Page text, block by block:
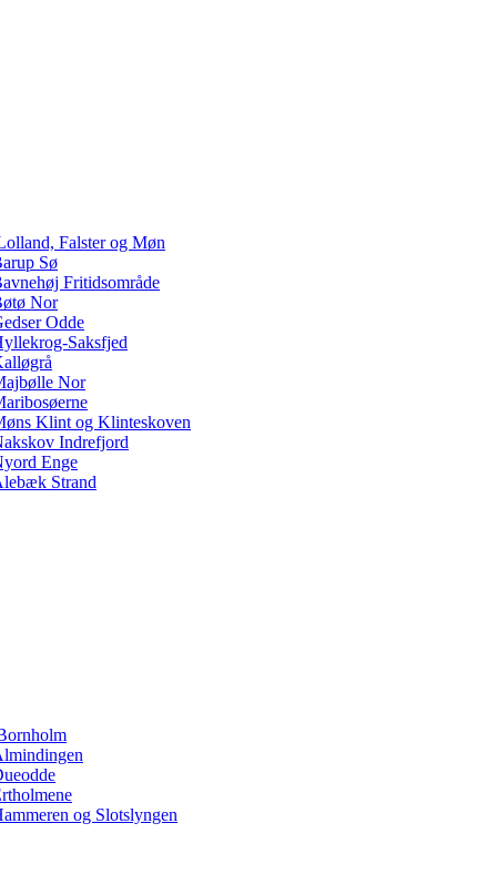
Falster og Møn
Sø
Fritidsområde
Nor
Odde
Saksfjed
Nor
Klint og Klinteskoven
Indrefjord
Enge
Strand
og Slotslyngen